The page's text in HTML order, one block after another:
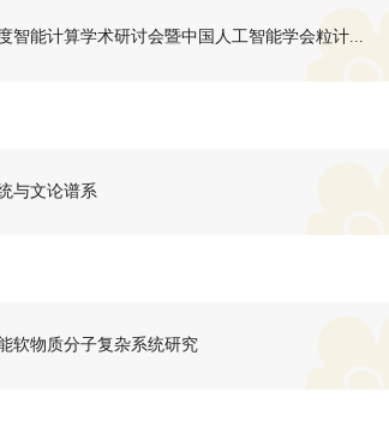
智能计算学术研讨会暨中国人工智能学会粒计...
与文论谱系
软物质分子复杂系统研究